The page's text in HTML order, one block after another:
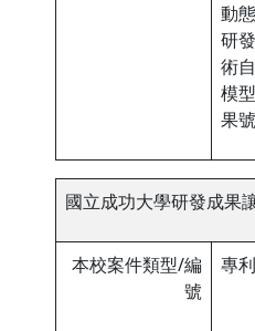
動
研
術
模
果
國立成功大學研發成果
本校案件類型/編
號
專